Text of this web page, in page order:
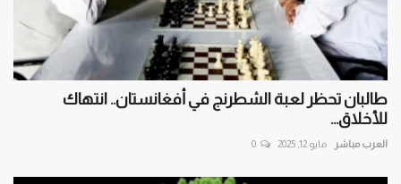
طالبان تحظر لعبة الشطرنج في أفغانستان.. انتهاك
للأخلاق...
العرب مباشر مايو 12, 2025 0